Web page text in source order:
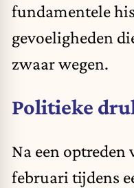
fundamentele
gevoeligheden
zwaar wegen.
Politieke
Na een optreden
februari tijdens